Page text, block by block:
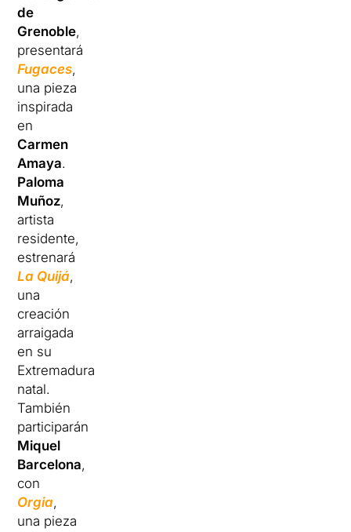
de
Grenoble,
presentará
Fugaces,
una pieza
inspirada
en
Carmen
Amaya.
Paloma
Muñoz,
artista
residente,
estrenará
La Quijá,
una
creación
arraigada
en su
Extremadura
natal.
También
participarán
Miquel
Barcelona,
​​con
Orgia,
una pieza